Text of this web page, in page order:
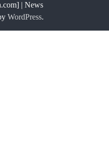
| News
WordPress.